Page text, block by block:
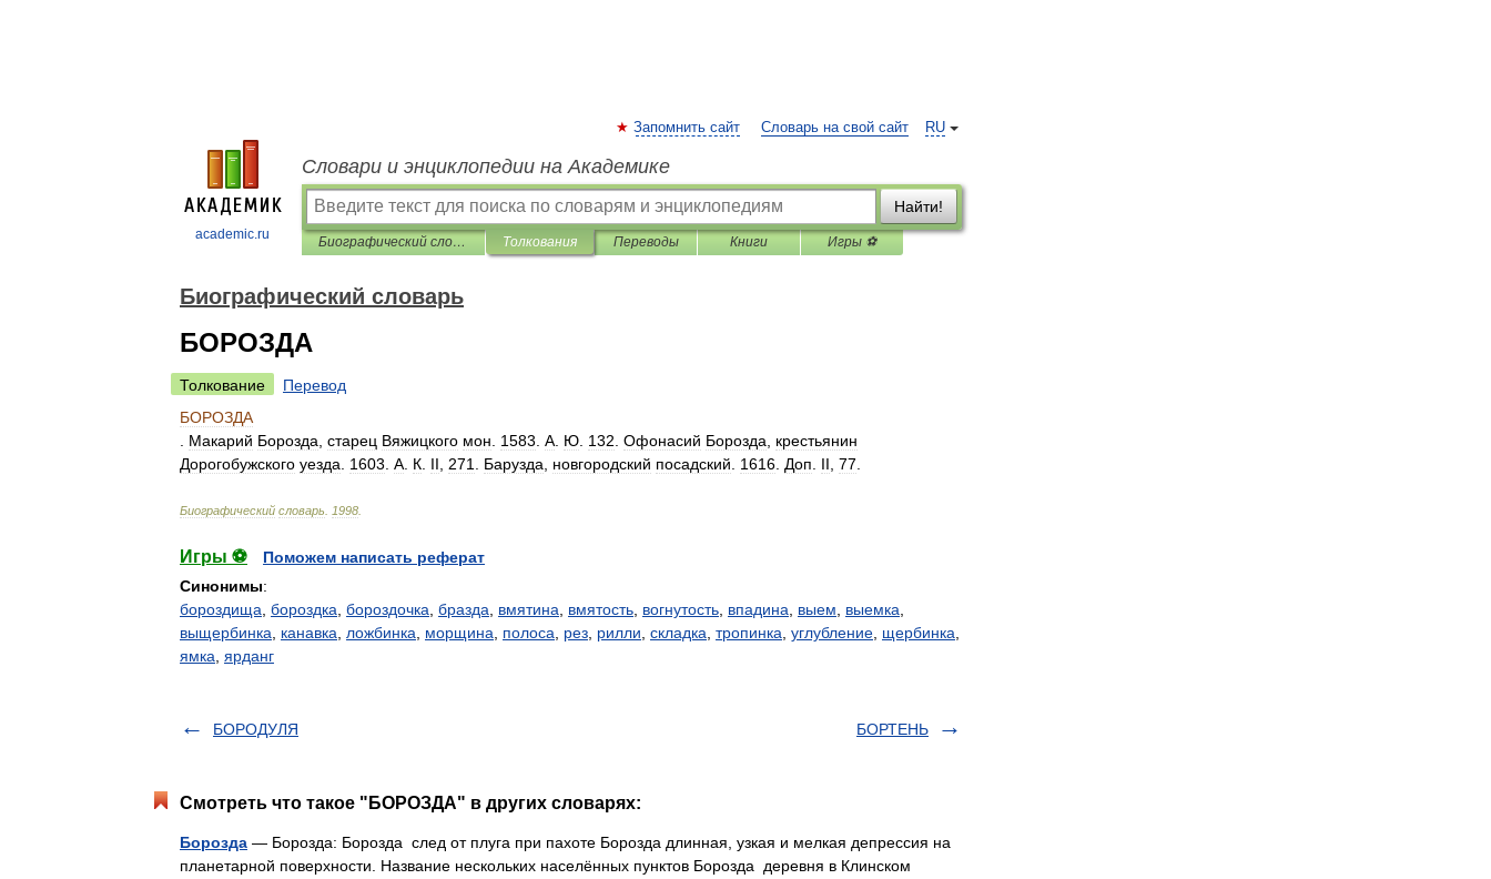
academic.ru
RU
Запомнить сайт Словарь на свой сайт
Словари и энциклопедии на Академике
Найти!
Биографический словарь Толкования Переводы Книги Игры ⚽
Биографический словарь
БОРОЗДА
Толкование
Перевод
БОРОЗДА
Макарий Борозда старец Вяжицкого мон 1583 А Ю 132 Офонасий Борозда
крестьянин
Дорогобужского уезда 1603 А К II 271 Барузда новгородский посадский 1616 Доп II 77
Биографический словарь 1998
Игры ⚽
Поможем написать реферат
Синонимы:
бороздища бороздка бороздочка бразда вмятина вмятость вогнутость впадина выем выемка
выщербинка
канавка ложбинка морщина полоса рез рилли складка тропинка углубление щербинка
ямка ярданг
БОРОДУЛЯ БОРТЕНЬ
Смотреть что такое "БОРОЗДА" в других словарях:
Борозда — Борозда: Борозда след от плуга при пахоте Борозда длинная, узкая и мелкая депрессия на
планетарной поверхности. Название нескольких населённых пунктов Борозда деревня в Клинском